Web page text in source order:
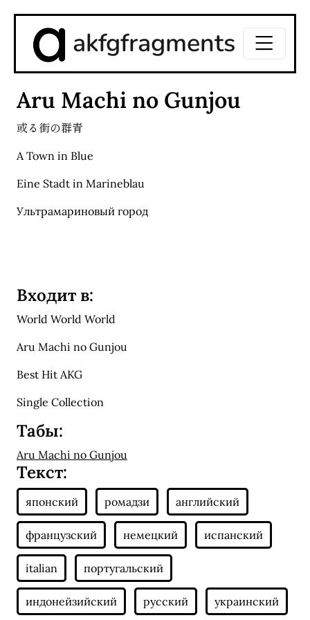
akfgfragments
Aru Machi no Gunjou
或る街の群青
A Town in Blue
Eine Stadt in Marineblau
Ультрамариновый город
Входит в:
World World World
Aru Machi no Gunjou
Best Hit AKG
Single Collection
Табы:
Aru Machi no Gunjou
Текст: